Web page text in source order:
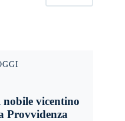
vicentino
Provvidenza